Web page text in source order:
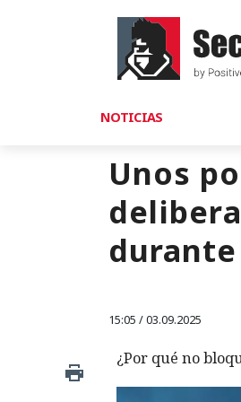
NOTICIAS
Unos
15:05 / 03.09.2025
¿Por qué no